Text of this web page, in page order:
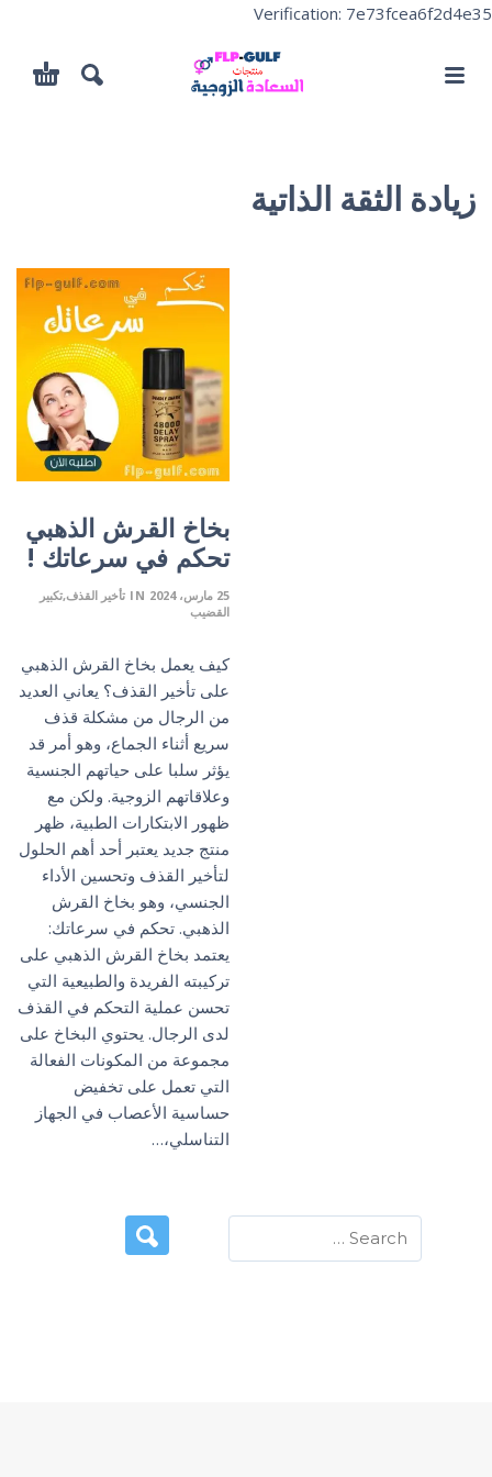
Verification: 7e73fcea6f2d4e35
زيادة الثقة الذاتية
بخاخ القرش الذهبي
تحكم في سرعاتك !
25 مارس، 2024 IN تأخير القذف تكبير
القضيب
كيف يعمل بخاخ القرش الذهبي
على تأخير القذف؟ يعاني العديد
من الرجال من مشكلة قذف
سريع أثناء الجماع، وهو أمر قد
يؤثر سلبا على حياتهم الجنسية
وعلاقاتهم الزوجية. ولكن مع
ظهور الابتكارات الطبية، ظهر
منتج جديد يعتبر أحد أهم الحلول
لتأخير القذف وتحسين الأداء
الجنسي، وهو بخاخ القرش
الذهبي. تحكم في سرعاتك:
يعتمد بخاخ القرش الذهبي على
تركيبته الفريدة والطبيعية التي
تحسن عملية التحكم في القذف
لدى الرجال. يحتوي البخاخ على
مجموعة من المكونات الفعالة
التي تعمل على تخفيض
حساسية الأعصاب في الجهاز
التناسلي،…